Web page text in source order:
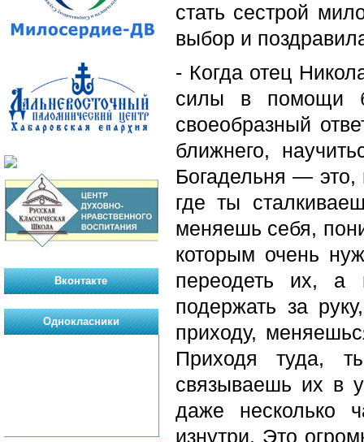
стать сестрой
выбор и
- Когда отец
силы в помощи
своеобразный
ближнего,
Богадельня — это,
где ты
меняешь себя,
которым очень
переодеть их, а
подержать за
приходу,
Приходя туда,
связываешь их в
даже несколько
изнутри. Это
Вконтакте
Однокласники